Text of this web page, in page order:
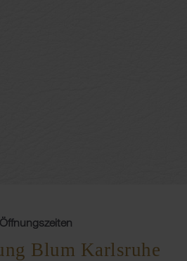
Blum Karlsruhe